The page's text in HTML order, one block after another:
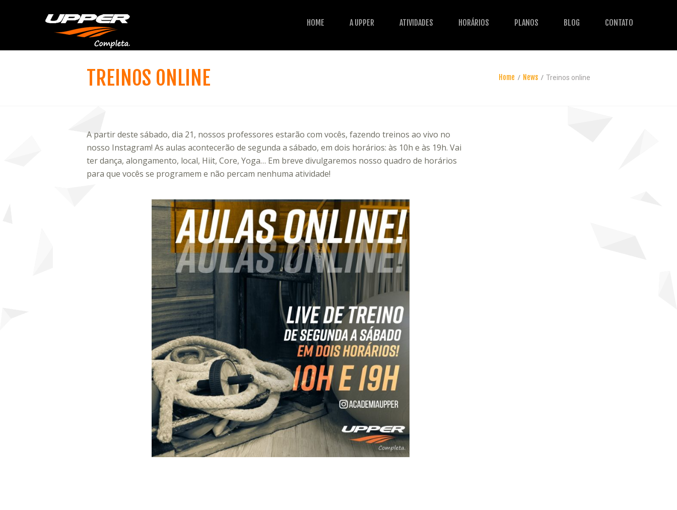
HOME A UPPER ATIVIDADES HORÁRIOS PLANOS BLOG CONTATO
TREINOS ONLINE Home News Treinos online
A partir deste sábado, dia 21, nossos professores estarão com vocês, fazendo treinos ao vivo no
nosso Instagram! As aulas acontecerão de segunda a sábado, em dois horários: às 10h e às 19h. Vai
ter dança, alongamento, local, Hiit, Core, Yoga… Em breve divulgaremos nosso quadro de horários
para que vocês se programem e não percam nenhuma atividade!